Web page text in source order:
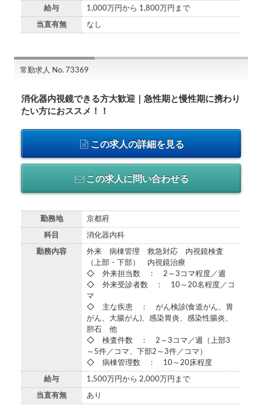
給与 1,000万円から 1,800万円まで
当直有無 なし
常勤求人 No. 73369
消化器内視鏡できる方大歓迎｜急性期と慢性期に携わり
たい方におススメ！！
この求人の詳細を見る
この求人に問い合わせる
勤務地 京都府
科目 消化器内科
勤務内容
外来 病棟管理 救急対応 内視鏡検査
（上部・下部） 内視鏡治療
◇ 外来担当数 ： 2～3コマ程度／週
◇ 外来受診者数 ： 10～20名程度／コ
マ
◇ 主な疾患 ： がん検診(食道がん、胃
がん、大腸がん)、感染胃炎、感染性腸炎、
胆石 他
◇ 検査件数 ： 2～3コマ／週（上部3
～5件／コマ、下部2～3件／コマ）
◇ 病棟管理数 ： 10～20床程度
給与 1,500万円から 2,000万円まで
当直有無 あり